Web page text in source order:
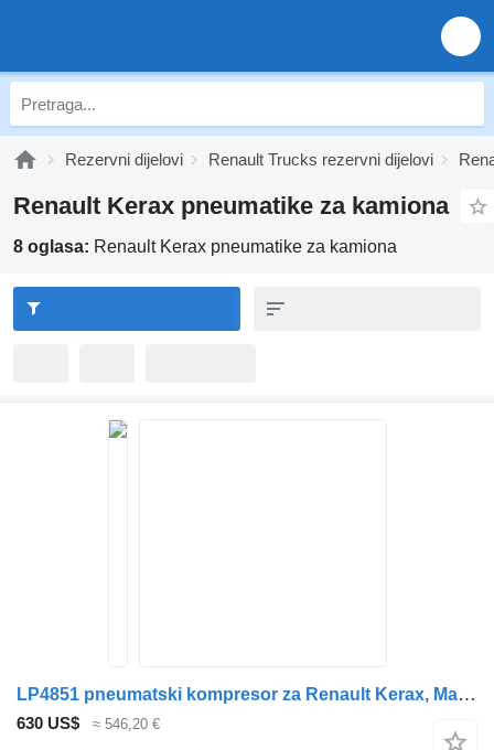
Rezervni dijelovi Renault Trucks rezervni dijelovi
Renault Kerax pneumatikе za kamiona
8 oglasa: Renault Kerax pneumatikе za kamiona
LP4851 pneumatski kompresor za Renault Kerax, Magnum, Premium !!!! Can be shipped in Europe!!!!! kamiona
630 US$ ≈ 546,20 €